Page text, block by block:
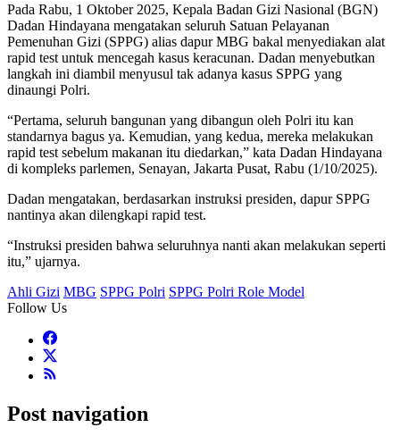
Pada Rabu, 1 Oktober 2025, Kepala Badan Gizi Nasional (BGN)
Dadan Hindayana mengatakan seluruh Satuan Pelayanan
Pemenuhan Gizi (SPPG) alias dapur MBG bakal menyediakan alat
rapid test untuk mencegah kasus keracunan. Dadan menyebutkan
langkah ini diambil menyusul tak adanya kasus SPPG yang
dinaungi Polri.
“Pertama, seluruh bangunan yang dibangun oleh Polri itu kan
standarnya bagus ya. Kemudian, yang kedua, mereka melakukan
rapid test sebelum makanan itu diedarkan,” kata Dadan Hindayana
di kompleks parlemen, Senayan, Jakarta Pusat, Rabu (1/10/2025).
Dadan mengatakan, berdasarkan instruksi presiden, dapur SPPG
nantinya akan dilengkapi rapid test.
“Instruksi presiden bahwa seluruhnya nanti akan melakukan seperti
itu,” ujarnya.
Ahli Gizi MBG SPPG Polri SPPG Polri Role Model
Follow Us
Post navigation